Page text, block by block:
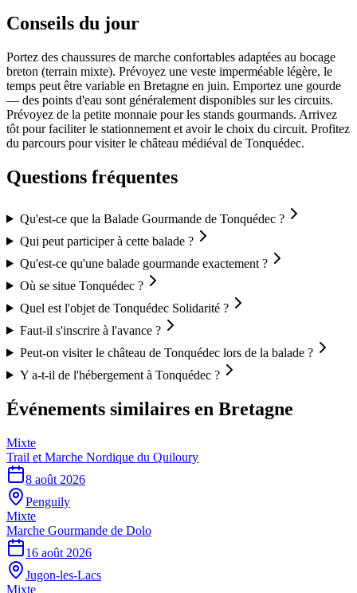
Conseils du jour
Portez des chaussures de marche confortables adaptées au bocage
breton (terrain mixte). Prévoyez une veste imperméable légère, le
temps peut être variable en Bretagne en juin. Emportez une gourde
— des points d'eau sont généralement disponibles sur les circuits.
Prévoyez de la petite monnaie pour les stands gourmands. Arrivez
tôt pour faciliter le stationnement et avoir le choix du circuit. Profitez
du parcours pour visiter le château médiéval de Tonquédec.
Questions fréquentes
Qu'est-ce que la Balade Gourmande de Tonquédec ?
Qui peut participer à cette balade ?
Qu'est-ce qu'une balade gourmande exactement ?
Où se situe Tonquédec ?
Quel est l'objet de Tonquédec Solidarité ?
Faut-il s'inscrire à l'avance ?
Peut-on visiter le château de Tonquédec lors de la balade ?
Y a-t-il de l'hébergement à Tonquédec ?
Événements similaires en Bretagne
Mixte
Trail et Marche Nordique du Quiloury
8 août 2026
Penguily
Mixte
Marche Gourmande de Dolo
16 août 2026
Jugon-les-Lacs
Mixte